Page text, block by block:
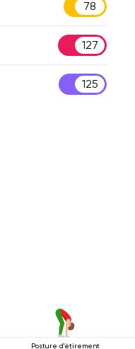
78
127
125
Posture d'étirement